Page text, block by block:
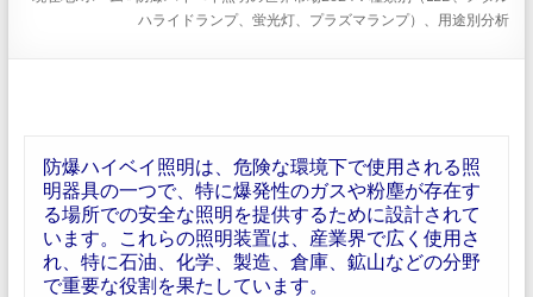
ハライドランプ、蛍光灯、プラズマランプ）、用途別分析
防爆ハイベイ照明は、危険な環境下で使用される照
明器具の一つで、特に爆発性のガスや粉塵が存在す
る場所での安全な照明を提供するために設計されて
います。これらの照明装置は、産業界で広く使用さ
れ、特に石油、化学、製造、倉庫、鉱山などの分野
で重要な役割を果たしています。